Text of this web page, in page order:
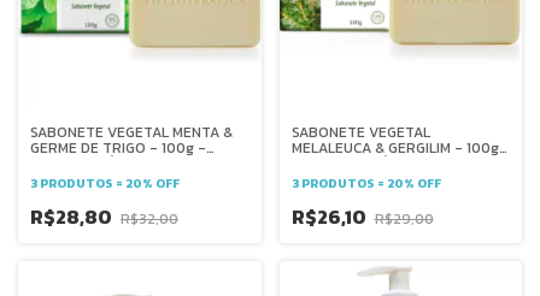
SABONETE VEGETAL MENTA &
GERME DE TRIGO - 100g -
PHYTOTERÁPICA
3 PRODUTOS = 20% OFF
R$28,80 R$32,00
SABONETE VEGETAL
MELALEUCA & GERGILIM - 100g
- PHYTOTERÁPICA
3 PRODUTOS = 20% OFF
R$26,10 R$29,00